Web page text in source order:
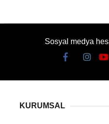
Sosyal medya
KURUMSAL